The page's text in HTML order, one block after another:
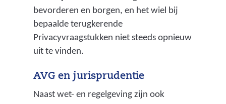
bevorderen en borgen, en het wiel bij
bepaalde terugkerende
Privacyvraagstukken niet steeds opnieuw
uit te vinden.
AVG en jurisprudentie
Naast wet- en regelgeving zijn ook